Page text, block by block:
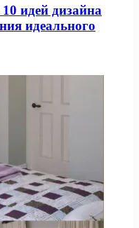
идей дизайна
идеального